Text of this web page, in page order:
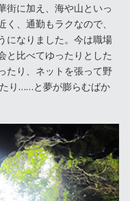
街に加え、海や山といっ
、通勤もラクなので、
になりました。今は職場
と比べてゆったりとした
たり、ネットを張って野
り……と夢が膨らむばか